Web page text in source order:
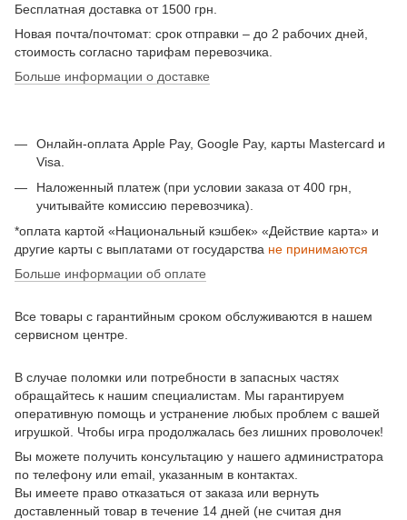
Бесплатная доставка от 1500 грн.
Новая почта/почтомат: срок отправки – до 2 рабочих дней,
стоимость согласно тарифам перевозчика.
Больше информации о доставке
Онлайн-оплата Apple Pay, Google Pay, карты Mastercard и
Visa.
Наложенный платеж (при условии заказа от 400 грн,
учитывайте комиссию перевозчика).
*оплата картой «Национальный кэшбек» «Действие карта» и
другие карты с выплатами от государства не принимаются
Больше информации об оплате
Все товары с гарантийным сроком обслуживаются в нашем
сервисном центре.
В случае поломки или потребности в запасных частях
обращайтесь к нашим специалистам. Мы гарантируем
оперативную помощь и устранение любых проблем с вашей
игрушкой. Чтобы игра продолжалась без лишних проволочек!
Вы можете получить консультацию у нашего администратора
по телефону или email, указанным в контактах.
Вы имеете право отказаться от заказа или вернуть
доставленный товар в течение 14 дней (не считая дня